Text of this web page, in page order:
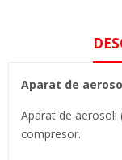
Aparat de
Aparat de aerosoli
compresor.